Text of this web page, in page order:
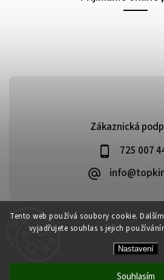
Tento web používá soubory cookie.
vyjadřujete souhlas s jejich
Nastavení
Souhlasím
Zákaznická
725 007
Copyright 2026Top King.
VytvořilShoptet| Design